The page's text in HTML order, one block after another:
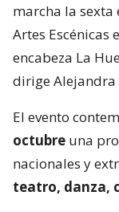
marcha la sexta
Artes Escénicas
encabeza La
dirige Alejandra
El evento
octubre una
nacionales y
teatro, danza,